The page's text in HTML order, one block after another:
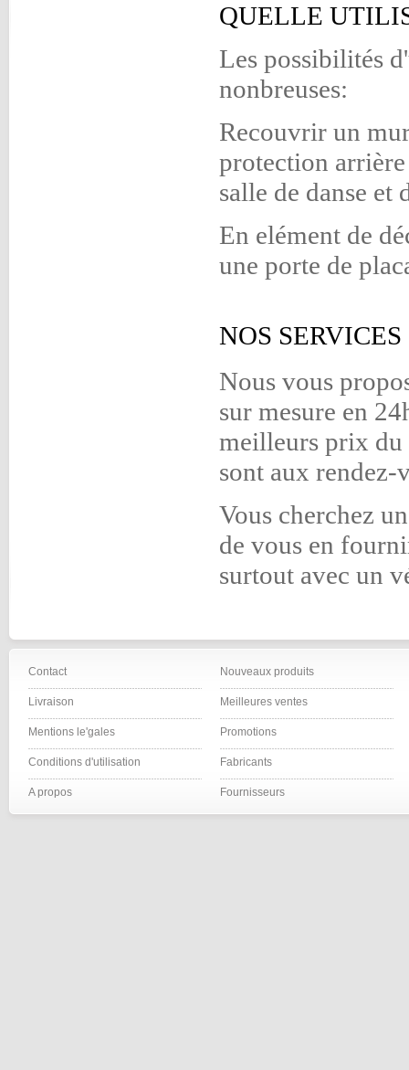
QUELLE
Les possibilités
nonbreuses:
Recouvrir un
protection
salle de danse et
En elément de
une porte de
NOS SERVICES
Nous vous
sur mesure en
meilleurs prix du
sont aux rendez-
Vous cherchez
de vous en
surtout avec un
Contact
Livraison
Mentions le'gales
Conditions d'utilisation
A propos
Nouveaux produits
Meilleures ventes
Promotions
Fabricants
Fournisseurs